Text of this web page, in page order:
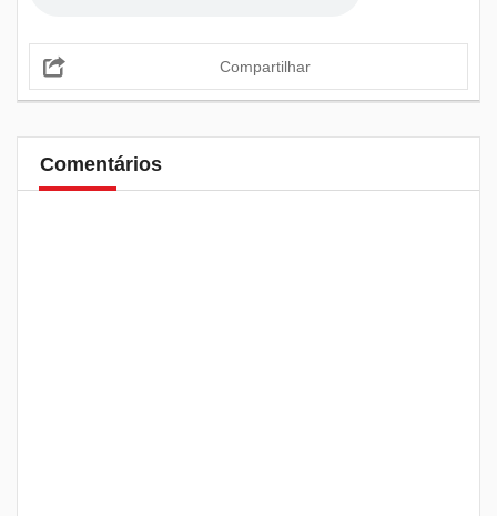
Compartilhar
Comentários